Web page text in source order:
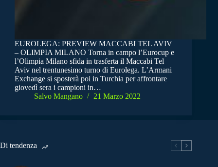
EUROLEGA: PREVIEW MACCABI TEL AVIV
– OLIMPIA MILANO Torna in campo l’Eurocup e
l’Olimpia Milano sfida in trasferta il Maccabi Tel
Aviv nel trentunesimo turno di Eurolega. L’Armani
Exchange si sposterà poi in Turchia per affrontare
giovedì sera i campioni in…
Salvo Mangano
21 Marzo 2022
Di tendenza